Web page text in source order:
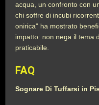
acqua, un confronto con
chi soffre di incubi
onirica” ha mostrato
impatto: non nega il tema
praticabile.
FAQ
Sognare Di Tuffarsi in